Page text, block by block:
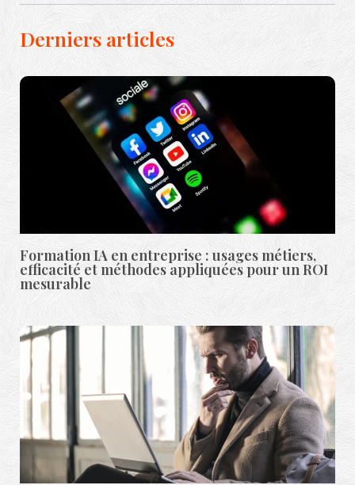
Derniers articles
Formation IA en entreprise : usages métiers,
efficacité et méthodes appliquées pour un ROI
mesurable